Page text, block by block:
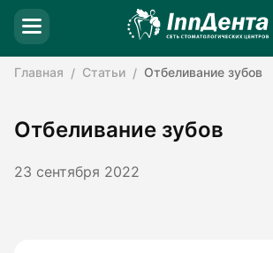
Главная Статьи Отбеливание зубов
Отбеливание зубов
23 сентября 2022